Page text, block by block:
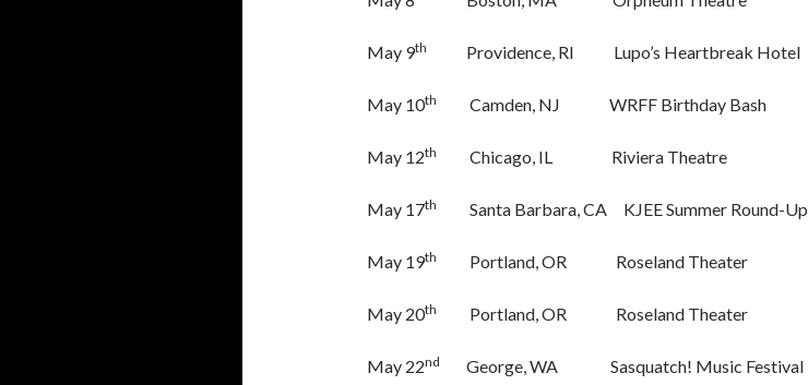
May 9th Providence, RI Lupo’s Heartbreak Hotel
May 10th Camden, NJ WRFF Birthday Bash
May 12th Chicago, IL Riviera Theatre
May 17th Santa Barbara, CA KJEE Summer Round-Up
May 19th Portland, OR Roseland Theater
May 20th Portland, OR Roseland Theater
May 22nd George, WA Sasquatch! Music Festival